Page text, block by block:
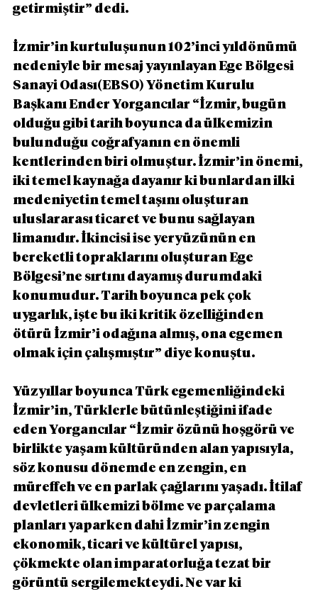
getirmiştir” dedi.
İzmir’in kurtuluşunun 102’inci yıldönümü
nedeniyle bir mesaj yayınlayan Ege Bölgesi
Sanayi Odası(EBSO) Yönetim Kurulu
Başkanı Ender Yorgancılar “İzmir, bugün
olduğu gibi tarih boyunca da ülkemizin
bulunduğu coğrafyanın en önemli
kentlerinden biri olmuştur. İzmir’in önemi,
iki temel kaynağa dayanır ki bunlardan ilki
medeniyetin temel taşını oluşturan
uluslararası ticaret ve bunu sağlayan
limanıdır. İkincisi ise yeryüzünün en
bereketli topraklarını oluşturan Ege
Bölgesi’ne sırtını dayamış durumdaki
konumudur. Tarih boyunca pek çok
uygarlık, işte bu iki kritik özelliğinden
ötürü İzmir’i odağına almış, ona egemen
olmak için çalışmıştır” diye konuştu.
Yüzyıllar boyunca Türk egemenliğindeki
İzmir’in, Türklerle bütünleştiğini ifade
eden Yorgancılar “İzmir özünü hoşgörü ve
birlikte yaşam kültüründen alan yapısıyla,
söz konusu dönemde en zengin, en
müreffeh ve en parlak çağlarını yaşadı. İtilaf
devletleri ülkemizi bölme ve parçalama
planları yaparken dahi İzmir’in zengin
ekonomik, ticari ve kültürel yapısı,
çökmekte olan imparatorluğa tezat bir
görüntü sergilemekteydi. Ne var ki